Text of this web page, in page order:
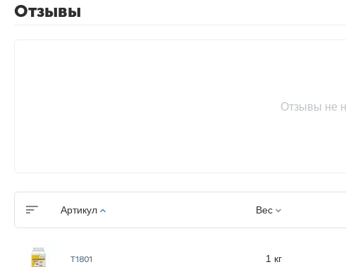
Отзывы
Отзывы не
Артикул Вес
Т1801 1 кг